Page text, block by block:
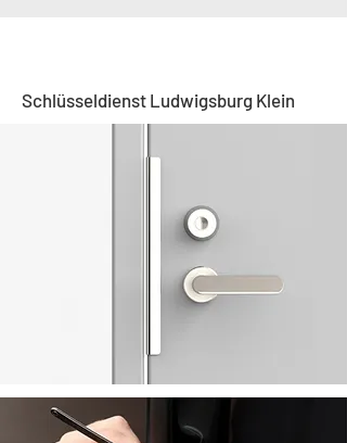
Schlüsseldienst Ludwigsburg Klein